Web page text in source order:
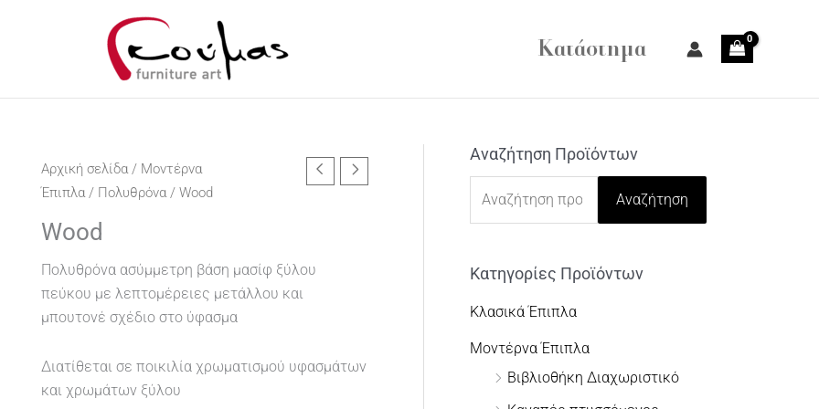
Κατάστημα
Αρχική σελίδα/ Μοντέρνα
Έπιπλα/ Πολυθρόνα/ Wood
Wood
Πολυθρόνα ασύμμετρη βάση μασίφ ξύλου
πεύκου με λεπτομέρειες μετάλλου και
μπουτονέ σχέδιο στο ύφασμα
Διατίθεται σε ποικιλία χρωματισμού υφασμάτων
και χρωμάτων ξύλου
Αναζήτηση Προϊόντων
Α
ή
τ
Αναζήτηση
Κατηγορίες Προϊόντων
Κλασικά Έπιπλα
Μοντέρνα Έπιπλα
Βιβλιοθήκη Διαχωριστικό